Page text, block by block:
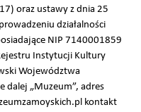
oraz ustawy z dnia 25
działalności
NIP 7140001859
Instytucji Kultury
Województwa
dalej „Muzeum”, adres
kontakt